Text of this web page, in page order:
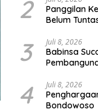
2
Panggilan
Belum
Pembinaan
3 Juli 8, 2026
Babinsa
4 Juli 8, 2026
Bondowoso